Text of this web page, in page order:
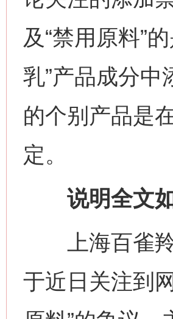
及“禁用原料”
乳”产品成分中
的个别产品是
定。
说明全文如
上海百雀羚
于近日关注到